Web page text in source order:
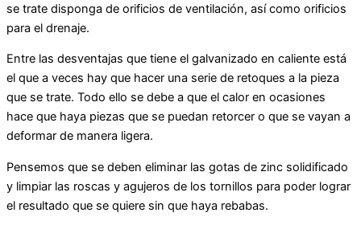
se trate disponga de orificios de ventilación, así como orificios
para el drenaje.
Entre las desventajas que tiene el galvanizado en caliente está
el que a veces hay que hacer una serie de retoques a la pieza
que se trate. Todo ello se debe a que el calor en ocasiones
hace que haya piezas que se puedan retorcer o que se vayan a
deformar de manera ligera.
Pensemos que se deben eliminar las gotas de zinc solidificado
y limpiar las roscas y agujeros de los tornillos para poder lograr
el resultado que se quiere sin que haya rebabas.